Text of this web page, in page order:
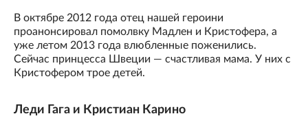
В октябре 2012 года отец нашей героини
проанонсировал помолвку Мадлен и Кристофера, а
уже летом 2013 года влюбленные поженились.
Сейчас принцесса Швеции — счастливая мама. У них с
Кристофером трое детей.
Леди Гага и Кристиан Карино